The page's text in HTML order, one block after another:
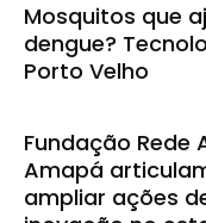
Mosquitos que
dengue?
Porto Velho
Fundação Rede
Amapá
ampliar ações